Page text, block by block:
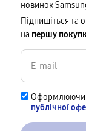
новинок
Підпишіться та
на першу
Оформлюючи
публічної